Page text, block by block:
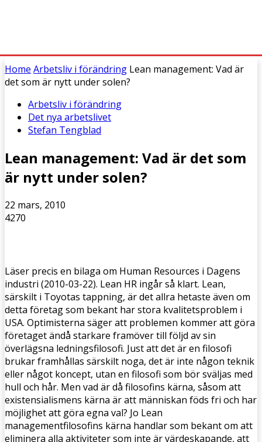
Home Arbetsliv i förändring Lean management: Vad är
det som är nytt under solen?
Arbetsliv i förändring
Det nya arbetslivet
Stefan Tengblad
Lean management: Vad är det som
är nytt under solen?
22 mars, 2010
4270
Läser precis en bilaga om Human Resources i Dagens
industri (2010-03-22). Lean HR ingår så klart. Lean,
särskilt i Toyotas tappning, är det allra hetaste även om
detta företag som bekant har stora kvalitetsproblem i
USA. Optimisterna säger att problemen kommer att göra
företaget ändå starkare framöver till följd av sin
överlägsna ledningsfilosofi. Just att det är en filosofi
brukar framhållas särskilt noga, det är inte någon teknik
eller något koncept, utan en filosofi som bör sväljas med
hull och hår. Men vad är då filosofins kärna, såsom att
existensialismens kärna är att människan föds fri och har
möjlighet att göra egna val? Jo Lean
managementfilosofins kärna handlar som bekant om att
eliminera alla aktiviteter som inte är värdeskapande, att